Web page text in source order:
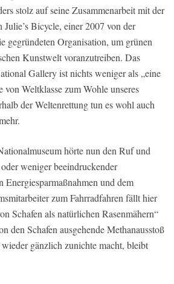
stolz auf seine Zusammenarbeit mit der
Bicycle, einer 2007 von der
gegründeten Organisation, um grünen
Kunstwelt voranzutreiben. Das
Gallery ist nichts weniger als „eine
von Weltklasse zum Wohle unseres
der Weltenrettung tun es wohl auch
hörte nun den Ruf und
weniger beeindruckender
Energiesparmaßnahmen und dem
zum Fahrradfahren fällt hier
Schafen als natürlichen Rasenmähern“
den Schafen ausgehende Methanausstoß
gänzlich zunichte macht, bleibt